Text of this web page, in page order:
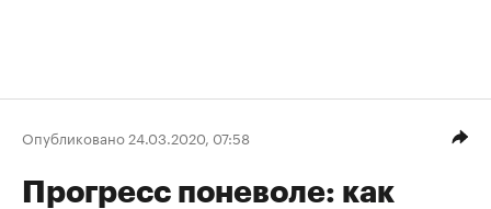
Опубликовано 24.03.2020, 07:58
Прогресс поневоле: как